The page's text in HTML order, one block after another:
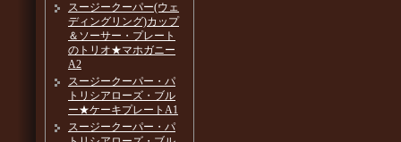
スージークーパー(ウェ
ディングリング)カップ
＆ソーサー・プレート
のトリオ★マホガニー
A2
スージークーパー・パ
トリシアローズ・ブル
ー★ケーキプレートA1
スージークーパー・パ